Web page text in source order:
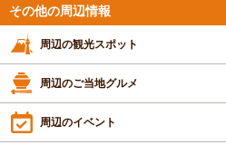
その他の周辺情報
周辺の観光スポット
周辺のご当地グルメ
周辺のイベント